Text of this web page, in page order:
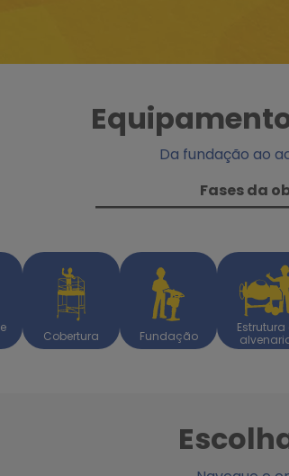
Da fundação ao
Fases da
Cobertura Fundação
Estrutura